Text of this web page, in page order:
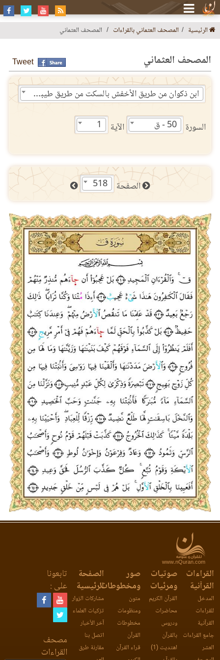
الرئيسية المصحف العثماني بالقراءات المصحف العثماني
المصحف العثماني Tweet
ابن ذكوان من طريق الأخفش بالسكت من طريق طيبة النشر
السورة 50 - ق الآية 1
الصفحة 518
www.nQuran.com
القراءات
القرآنية
المدخل
للقراءات
القرآنية
جامع القراءات
العشر
صوتيات
ومرئيات
القرآن الكريم
محاضرات
ودروس
بالقرآن
اهتديت (1)
صور
ومخطوطات
متون
ومنظومات
مخطوطات
القرآن
قراء القرآن
الصفحة
الرئيسية
مشاركات الزوار
تزكيات العلماء
آخر الأخبار
اتصل بنا
مقارنة طرق
تابعونا
على :
مصحف
القراءات